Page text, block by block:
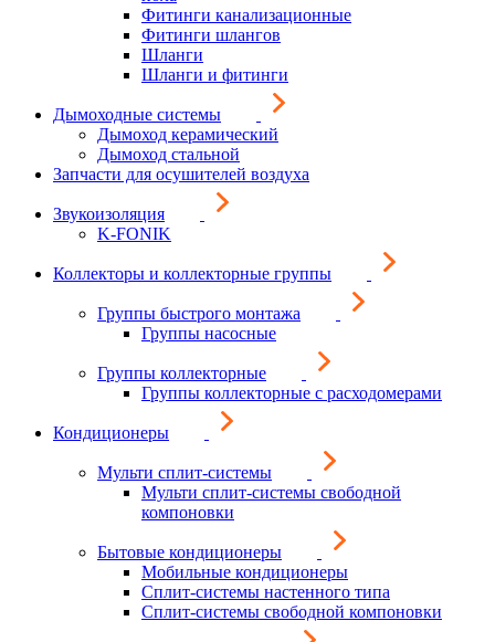
Фитинги канализационные
Фитинги шлангов
Шланги
Шланги и фитинги
Дымоходные системы
Дымоход керамический
Дымоход стальной
Запчасти для осушителей воздуха
Звукоизоляция
K-FONIK
Коллекторы и коллекторные группы
Группы быстрого монтажа
Группы насосные
Группы коллекторные
Группы коллекторные с расходомерами
Кондиционеры
Мульти сплит-системы
Мульти сплит-системы свободной
компоновки
Бытовые кондиционеры
Мобильные кондиционеры
Сплит-системы настенного типа
Сплит-системы свободной компоновки